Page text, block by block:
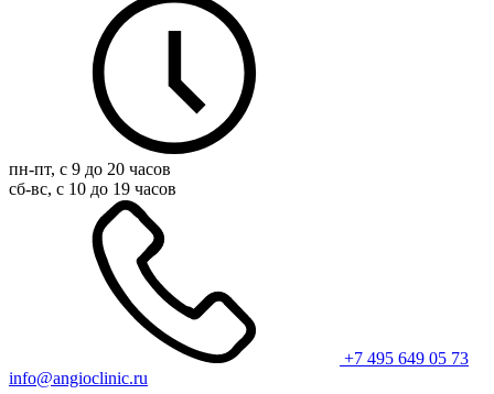
пн-пт, с 9 до 20 часов
сб-вс, с 10 до 19 часов
+7 495 649 05 73
info@angioclinic.ru